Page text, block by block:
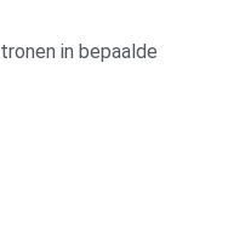
in bepaalde